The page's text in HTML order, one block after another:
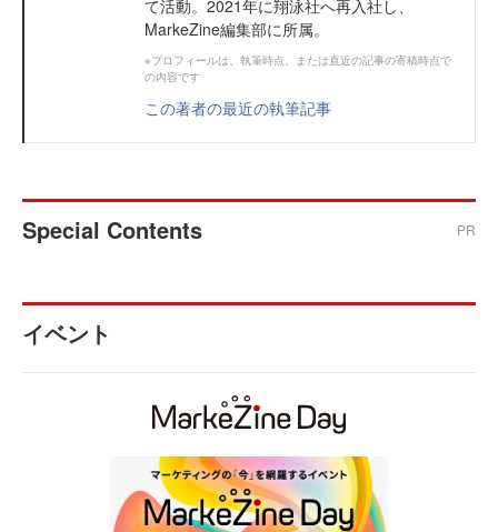
て活動。2021年に翔泳社へ再入社し、
MarkeZine編集部に所属。
※プロフィールは、執筆時点、または直近の記事の寄稿時点で
の内容です
この著者の最近の執筆記事
Special Contents PR
イベント